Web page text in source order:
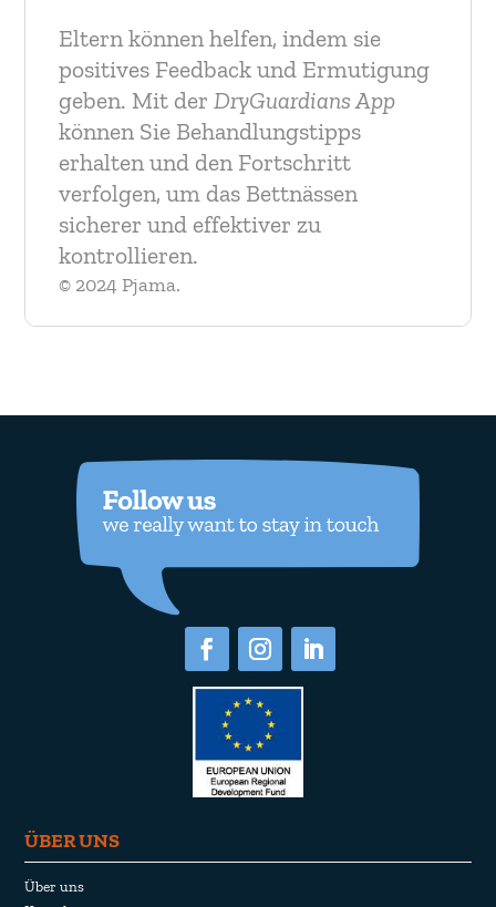
Eltern können helfen, indem sie
positives Feedback und Ermutigung
geben. Mit derDryGuardians App
können Sie Behandlungstipps
erhalten und den Fortschritt
verfolgen, um das Bettnässen
sicherer und effektiver zu
kontrollieren.
© 2024 Pjama.
ÜBER UNS
Über uns